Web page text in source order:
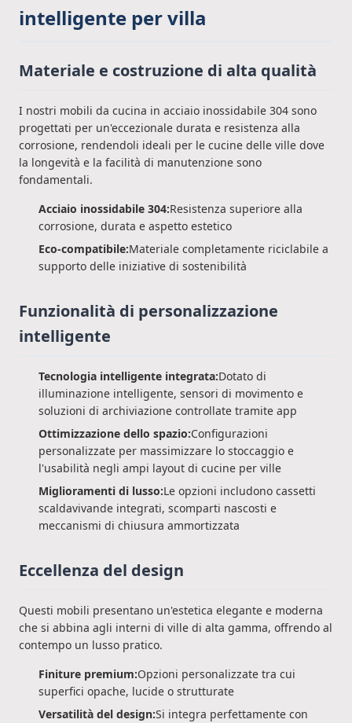
intelligente per villa
Materiale e costruzione di alta qualità
I nostri mobili da cucina in acciaio inossidabile 304 sono
progettati per un'eccezionale durata e resistenza alla
corrosione, rendendoli ideali per le cucine delle ville dove
la longevità e la facilità di manutenzione sono
fondamentali.
Acciaio inossidabile 304:Resistenza superiore alla
corrosione, durata e aspetto estetico
Eco-compatibile:Materiale completamente riciclabile a
supporto delle iniziative di sostenibilità
Funzionalità di personalizzazione
intelligente
Tecnologia intelligente integrata:Dotato di
illuminazione intelligente, sensori di movimento e
soluzioni di archiviazione controllate tramite app
Ottimizzazione dello spazio:Configurazioni
personalizzate per massimizzare lo stoccaggio e
l'usabilità negli ampi layout di cucine per ville
Miglioramenti di lusso:Le opzioni includono cassetti
scaldavivande integrati, scomparti nascosti e
meccanismi di chiusura ammortizzata
Eccellenza del design
Questi mobili presentano un'estetica elegante e moderna
che si abbina agli interni di ville di alta gamma, offrendo al
contempo un lusso pratico.
Finiture premium:Opzioni personalizzate tra cui
superfici opache, lucide o strutturate
Versatilità del design:Si integra perfettamente con